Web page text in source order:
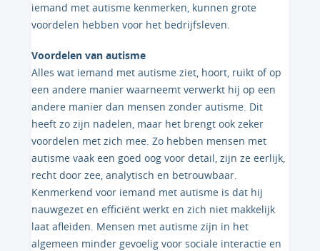
iemand met autisme kenmerken, kunnen grote
voordelen hebben voor het bedrijfsleven.
Voordelen van autisme
Alles wat iemand met autisme ziet, hoort, ruikt of op
een andere manier waarneemt verwerkt hij op een
andere manier dan mensen zonder autisme. Dit
heeft zo zijn nadelen, maar het brengt ook zeker
voordelen met zich mee. Zo hebben mensen met
autisme vaak een goed oog voor detail, zijn ze eerlijk,
recht door zee, analytisch en betrouwbaar.
Kenmerkend voor iemand met autisme is dat hij
nauwgezet en efficiënt werkt en zich niet makkelijk
laat afleiden. Mensen met autisme zijn in het
algemeen minder gevoelig voor sociale interactie en